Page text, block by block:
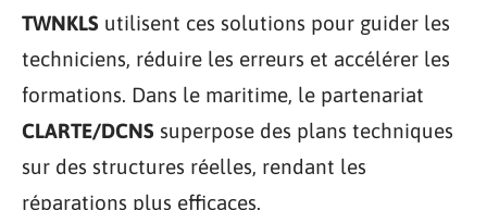
TWNKLS utilisent ces solutions pour guider les
techniciens, réduire les erreurs et accélérer les
formations. Dans le maritime, le partenariat
CLARTE/DCNS superpose des plans techniques
sur des structures réelles, rendant les
réparations plus efficaces.